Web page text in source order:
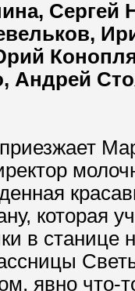
Сергей
Андрей
которая
в
явно